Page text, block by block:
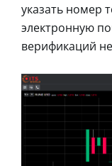
указать номер
электронную
верификаций